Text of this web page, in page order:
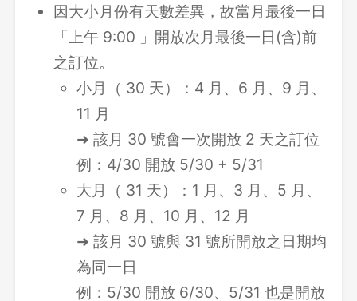
因大小月份有天數差異，故當月最後一日
「上午 9:00 」開放次月最後一日(含)前
之訂位。
小月（ 30 天）：4 月、6 月、9 月、
11 月
➜ 該月 30 號會一次開放 2 天之訂位
例：4/30 開放 5/30 + 5/31
大月（ 31 天）：1 月、3 月、5 月、
7 月、8 月、10 月、12 月
➜ 該月 30 號與 31 號所開放之日期均
為同一日
例：5/30 開放 6/30、5/31 也是開放